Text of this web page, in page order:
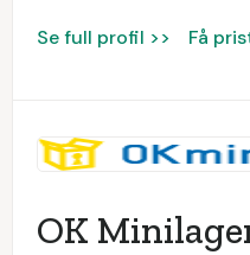
Se full profil >> Få
OK